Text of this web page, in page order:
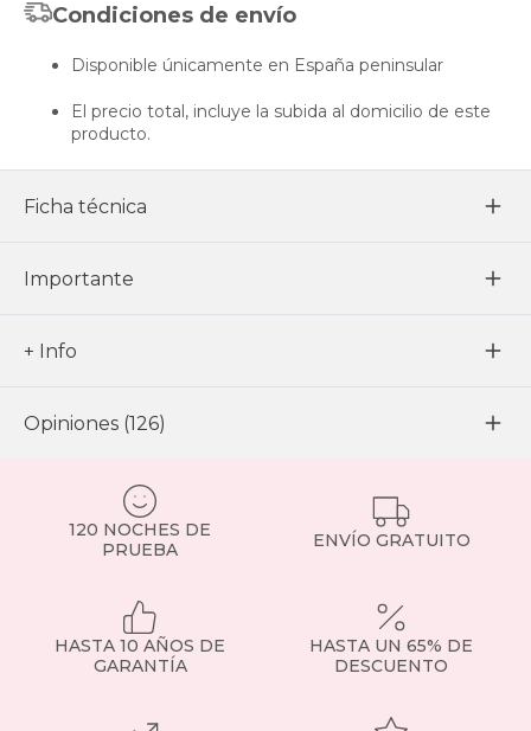
Condiciones de envío
Disponible únicamente en España peninsular
El precio total, incluye la subida al domicilio de este
producto.
Ficha técnica
Importante
+ Info
Opiniones (126)
120 NOCHES DE
PRUEBA
ENVÍO GRATUITO
HASTA 10 AÑOS DE
GARANTÍA
HASTA UN 65% DE
DESCUENTO